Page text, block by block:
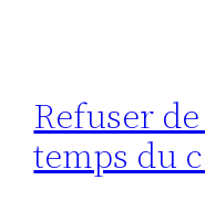
Refuser
temps du